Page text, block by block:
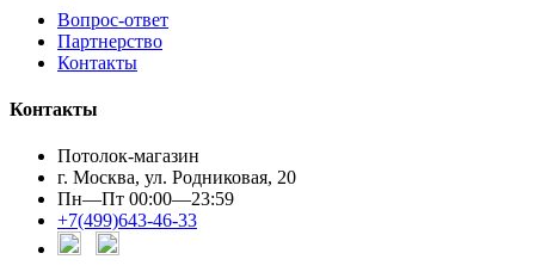
Вопрос-ответ
Партнерство
Контакты
Контакты
Потолок-магазин
г. Москва, ул. Родниковая, 20
Пн—Пт 00:00—23:59
+7(499)643-46-33